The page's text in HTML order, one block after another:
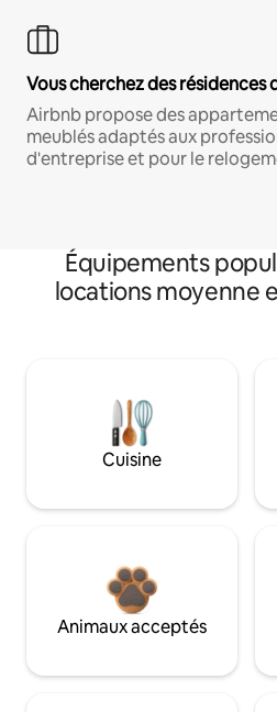
Vous cherchez des résidences
Airbnb propose des
meublés adaptés aux
d'entreprise et pour le
Équipements
locations moyenne
Cuisine
Animaux acceptés